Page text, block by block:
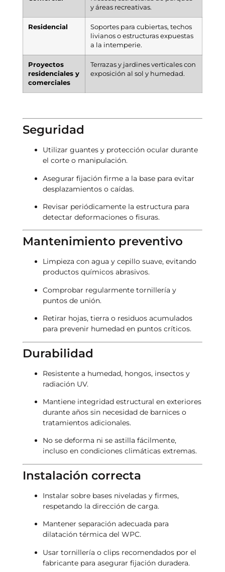
y áreas recreativas.
Residencial
Soportes para cubiertas, techos
livianos o estructuras expuestas
a la intemperie.
Proyectos
residenciales y
comerciales
Terrazas y jardines verticales con
exposición al sol y humedad.
Seguridad
Utilizar guantes y protección ocular durante
el corte o manipulación.
Asegurar fijación firme a la base para evitar
desplazamientos o caídas.
Revisar periódicamente la estructura para
detectar deformaciones o fisuras.
Mantenimiento preventivo
Limpieza con agua y cepillo suave, evitando
productos químicos abrasivos.
Comprobar regularmente tornillería y
puntos de unión.
Retirar hojas, tierra o residuos acumulados
para prevenir humedad en puntos críticos.
Durabilidad
Resistente a humedad, hongos, insectos y
radiación UV.
Mantiene integridad estructural en exteriores
durante años sin necesidad de barnices o
tratamientos adicionales.
No se deforma ni se astilla fácilmente,
incluso en condiciones climáticas extremas.
Instalación correcta
Instalar sobre bases niveladas y firmes,
respetando la dirección de carga.
Mantener separación adecuada para
dilatación térmica del WPC.
Usar tornillería o clips recomendados por el
fabricante para asegurar fijación duradera.